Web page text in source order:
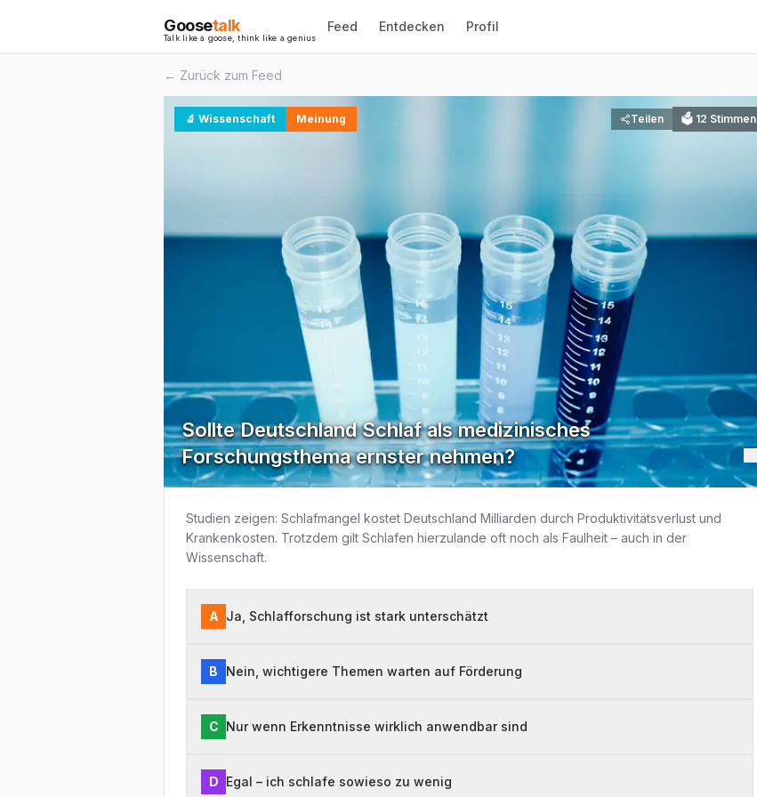
Goosetalk
Talk like a goose, think like a genius
Feed Entdecken Profil
← Zurück zum Feed
🔬 Wissenschaft Meinung Teilen 🗳 12 Stimmen
Sollte Deutschland Schlaf als medizinisches
Forschungsthema ernster nehmen?
Studien zeigen: Schlafmangel kostet Deutschland Milliarden durch Produktivitätsverlust und
Krankenkosten. Trotzdem gilt Schlafen hierzulande oft noch als Faulheit – auch in der
Wissenschaft.
A Ja, Schlafforschung ist stark unterschätzt
B Nein, wichtigere Themen warten auf Förderung
C Nur wenn Erkenntnisse wirklich anwendbar sind
D Egal – ich schlafe sowieso zu wenig